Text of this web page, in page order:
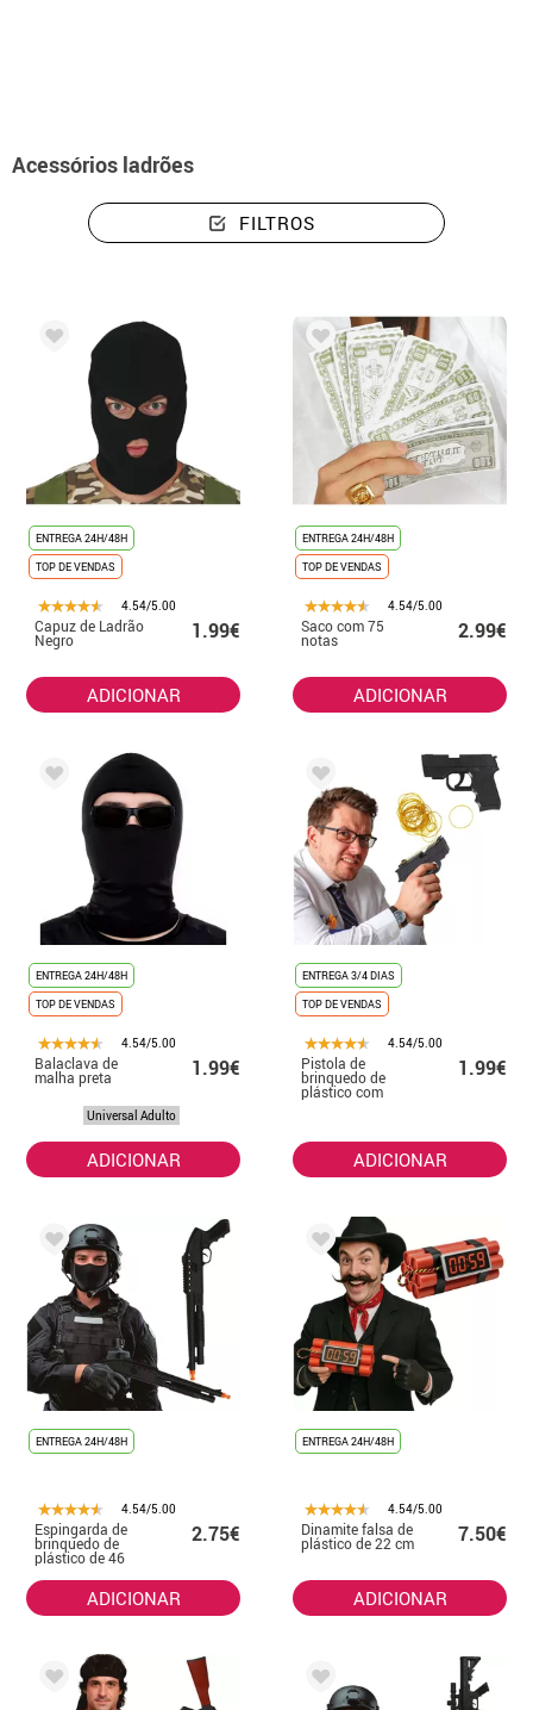
Acessórios ladrões
FILTROS
ENTREGA 24H/48H
TOP DE VENDAS
4.54/5.00
Capuz de Ladrão
Negro 1.99€
ADICIONAR
ENTREGA 24H/48H
TOP DE VENDAS
4.54/5.00
Saco com 75
notas 2.99€
ADICIONAR
ENTREGA 24H/48H
TOP DE VENDAS
4.54/5.00
Balaclava de
malha preta 1.99€
Universal Adulto
ADICIONAR
ENTREGA 3/4 DIAS
TOP DE VENDAS
4.54/5.00
Pistola de
brinquedo de
plástico com
elástico de 17 cm
1.99€
ADICIONAR
ENTREGA 24H/48H
4.54/5.00
Espingarda de
brinquedo de
plástico de 46
cm, estilo agente
da SWAT
2.75€
ADICIONAR
ENTREGA 24H/48H
4.54/5.00
Dinamite falsa de
plástico de 22 cm 7.50€
ADICIONAR